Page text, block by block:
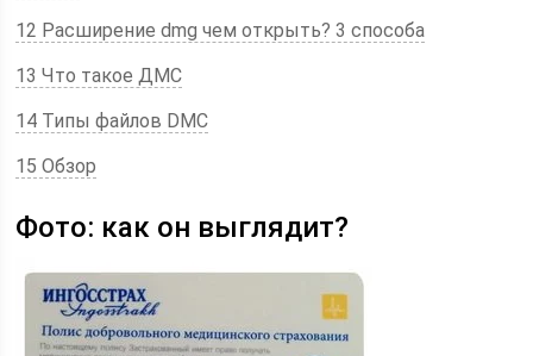
12 Расширение dmg чем открыть? 3 способа
13 Что такое ДМС
14 Типы файлов DMC
15 Обзор
Фото: как он выглядит?